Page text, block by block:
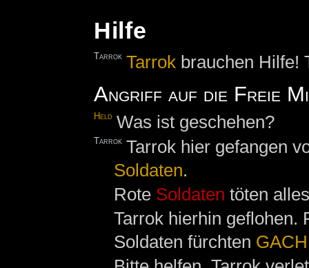
Hilfe
Tarrok Tarrok brauchen Hilfe!
Angriff auf die Freie
Held Was ist geschehen?
Tarrok Tarrok hier gefangen
Soldaten.
Rote Soldaten töten
Tarrok hierhin geflohen.
Soldaten fürchten